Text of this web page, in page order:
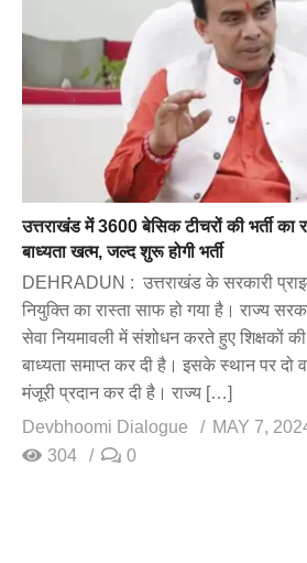
उत्तराखंड में 3600 बेसिक टीचरों की भर्ती का
बाध्यता खत्म, जल्द शुरू होगी भर्ती
DEHRADUN : उत्तराखंड के सरकारी
नियुक्ति का रास्ता साफ हो गया है। राज्य
सेवा नियमावली में संशोधन करते हुए शिक्षकों
बाध्यता समाप्त कर दी है। इसके स्थान पर दो
मंजूरी प्रदान कर दी है। राज्य […]
Devbhoomi Dialogue
MAY 7,
304
0